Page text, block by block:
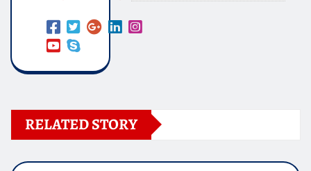
RELATED STORY